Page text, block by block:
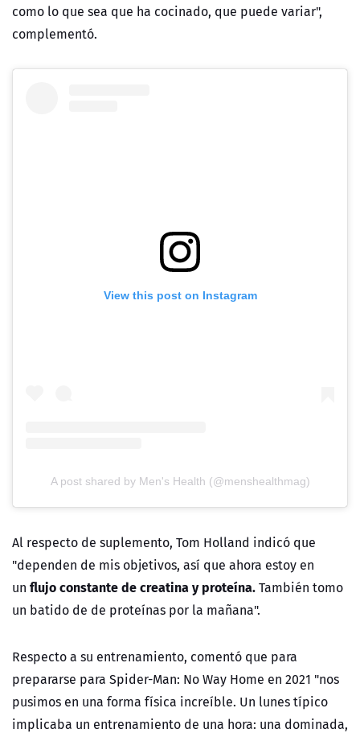
como lo que sea que ha cocinado, que puede variar",
complementó.
View this post on Instagram
A post shared by Men's Health (@menshealthmag)
Al respecto de suplemento, Tom Holland indicó que
"dependen de mis objetivos, así que ahora estoy en
un flujo constante de creatina y proteína.También tomo
un batido de de proteínas por la mañana".
Respecto a su entrenamiento, comentó que para
prepararse para Spider-Man: No Way Home en 2021 "nos
pusimos en una forma física increíble. Un lunes típico
implicaba un entrenamiento de una hora: una dominada,